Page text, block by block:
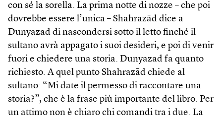
con sé la sorella. La prima notte di nozze – che poi
dovrebbe essere l’unica – Shahrazād dice a
Dunyazad di nascondersi sotto il letto finché il
sultano avrà appagato i suoi desideri, e poi di venir
fuori e chiedere una storia. Dunyazad fa quanto
richiesto. A quel punto Shahrazād chiede al
sultano: “Mi date il permesso di raccontare una
storia?”, che è la frase più importante del libro. Per
un attimo non è chiaro chi comandi tra i due. La